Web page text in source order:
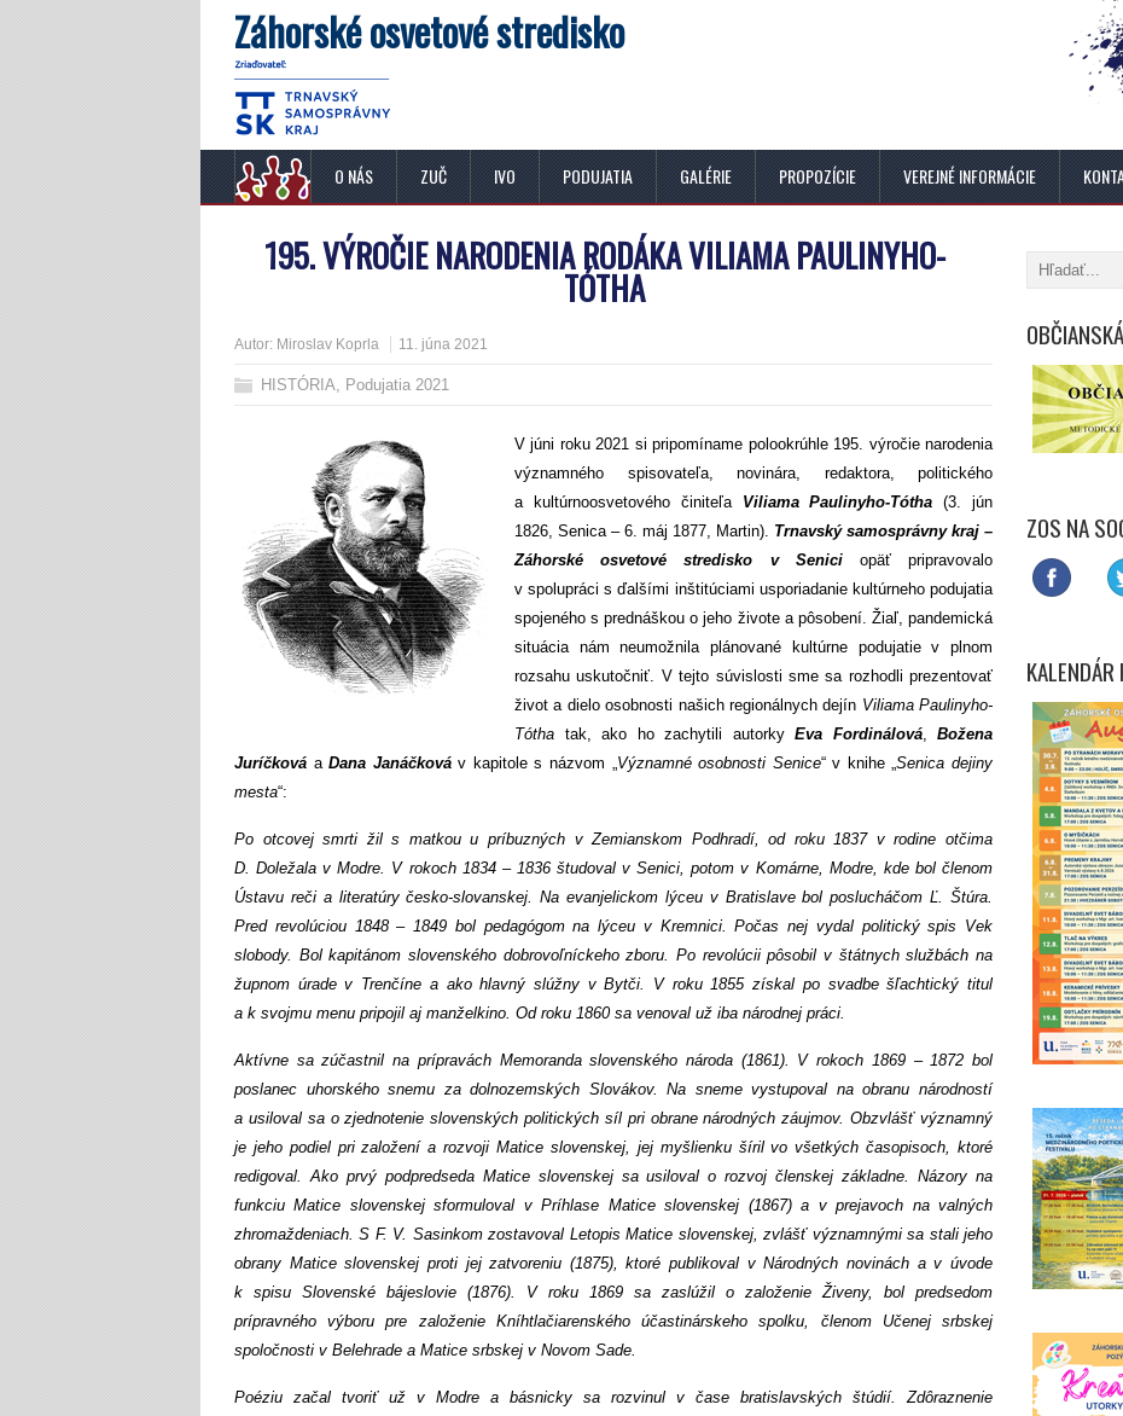
Záhorské osvetové stredisko
O NÁS ZUČ IVO PODUJATIA GALÉRIE PROPOZÍCIE VEREJNÉ INFORMÁCIE
195. VÝROČIE NARODENIA RODÁKA VILIAMA PAULINYHO-
TÓTHA
Autor: Miroslav Koprla 11. júna 2021
HISTÓRIA, Podujatia 2021
V júni roku 2021 si pripomíname polookrúhle 195. výročie narodenia
významného spisovateľa, novinára, redaktora, politického
a kultúrnoosvetového činiteľa Viliama Paulinyho-Tótha (3. jún
1826, Senica – 6. máj 1877, Martin). Trnavský samosprávny kraj –
Záhorské osvetové stredisko v Senici
opäť pripravovalo
v spolupráci s ďalšími inštitúciami usporiadanie kultúrneho podujatia
spojeného s prednáškou o jeho živote a pôsobení. Žiaľ, pandemická
situácia nám neumožnila plánované kultúrne podujatie v plnom
rozsahu uskutočniť. V tejto súvislosti sme sa rozhodli prezentovať
život a dielo osobnosti našich regionálnych dejín Viliama Paulinyho-
Tótha tak, ako ho zachytili autorky Eva Fordinálová, Božena
Juríčková aDana Janáčkováv kapitole s názvom „Významné osobnosti Senice“ v knihe „Senica dejiny
mesta“:
Po otcovej smrti žil s matkou u príbuzných v Zemianskom Podhradí, od roku 1837 v rodine otčima
D. Doležala v Modre. V rokoch 1834 – 1836 študoval v Senici, potom v Komárne, Modre, kde bol členom
Ústavu reči a literatúry česko-slovanskej. Na evanjelickom lýceu v Bratislave bol poslucháčom Ľ. Štúra.
Pred revolúciou 1848 – 1849 bol pedagógom na lýceu v Kremnici. Počas nej vydal politický spis Vek
slobody. Bol kapitánom slovenského dobrovoľníckeho zboru. Po revolúcii pôsobil v štátnych službách na
župnom úrade v Trenčíne a ako hlavný slúžny v Bytči. V roku 1855 získal po svadbe šľachtický titul
a k svojmu menu pripojil aj manželkino. Od roku 1860 sa venoval už iba národnej práci.
Aktívne sa zúčastnil na prípravách Memoranda slovenského národa (1861). V rokoch 1869 – 1872 bol
poslanec uhorského snemu za dolnozemských Slovákov. Na sneme vystupoval na obranu národností
a usiloval sa o zjednotenie slovenských politických síl pri obrane národných záujmov. Obzvlášť významný
je jeho podiel pri založení a rozvoji Matice slovenskej, jej myšlienku šíril vo všetkých časopisoch, ktoré
redigoval. Ako prvý podpredseda Matice slovenskej sa usiloval o rozvoj členskej základne. Názory na
funkciu Matice slovenskej sformuloval v Príhlase Matice slovenskej (1867) a v prejavoch na valných
zhromaždeniach. S F. V. Sasinkom zostavoval Letopis Matice slovenskej, zvlášť významnými sa stali jeho
obrany Matice slovenskej proti jej zatvoreniu (1875), ktoré publikoval v Národných novinách a v úvode
k spisu Slovenské bájeslovie (1876). V roku 1869 sa zaslúžil o založenie Živeny, bol predsedom
prípravného výboru pre založenie Kníhtlačiarenského účastinárskeho spolku, členom Učenej srbskej
spoločnosti v Belehrade a Matice srbskej v Novom Sade.
Poéziu začal tvoriť už v Modre a básnicky sa rozvinul v čase bratislavských štúdií. Zdôraznenie
ZOS NA
KALENDÁR